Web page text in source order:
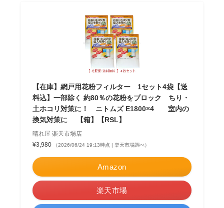
【在庫】網戸用花粉フィルター 1セット4袋【送
料込】一部除く 約80％の花粉をブロック ちり・
土ホコリ対策に！ ニトムズ E1800×4 室内の
換気対策に 【箱】【RSL】
晴れ屋 楽天市場店
¥3,980
（2026/06/24 19:13時点 | 楽天市場調べ）
Amazon
楽天市場